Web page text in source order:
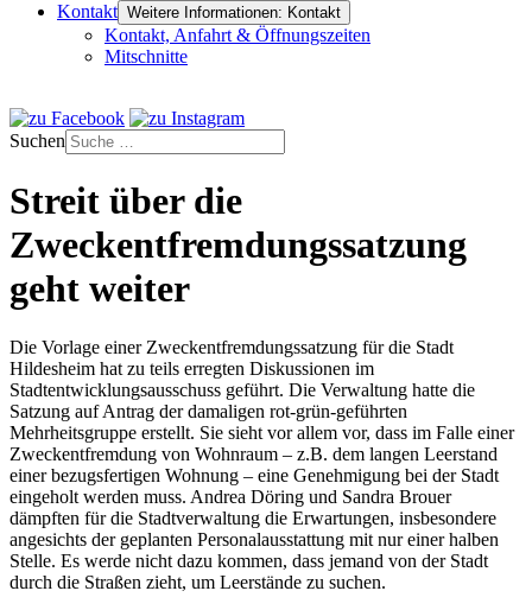
Kontakt Weitere Informationen: Kontakt
Kontakt, Anfahrt & Öffnungszeiten
Mitschnitte
Suchen
Streit über die
Zweckentfremdungssatzung
geht weiter
Die Vorlage einer Zweckentfremdungssatzung für die Stadt
Hildesheim hat zu teils erregten Diskussionen im
Stadtentwicklungsausschuss geführt. Die Verwaltung hatte die
Satzung auf Antrag der damaligen rot-grün-geführten
Mehrheitsgruppe erstellt. Sie sieht vor allem vor, dass im Falle einer
Zweckentfremdung von Wohnraum – z.B. dem langen Leerstand
einer bezugsfertigen Wohnung – eine Genehmigung bei der Stadt
eingeholt werden muss. Andrea Döring und Sandra Brouer
dämpften für die Stadtverwaltung die Erwartungen, insbesondere
angesichts der geplanten Personalausstattung mit nur einer halben
Stelle. Es werde nicht dazu kommen, dass jemand von der Stadt
durch die Straßen zieht, um Leerstände zu suchen.